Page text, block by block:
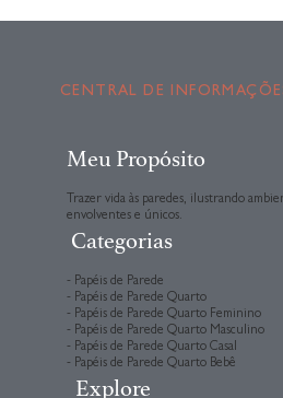
CENTRAL DE
Meu Propósito
Trazer vida às paredes, ilustrando
envolventes e únicos.
Categorias
- Papéis de Parede
- Papéis de Parede Quarto
- Papéis de Parede Quarto Feminino
- Papéis de Parede Quarto Masculino
- Papéis de Parede Quarto Casal
- Papéis de Parede Quarto Bebê
Explore